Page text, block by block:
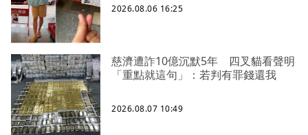
2026.08.06 16:25
慈濟遭詐10億沉默5年 四叉貓看聲明
「重點就這句」：若判有罪錢還我
2026.08.07 10:49